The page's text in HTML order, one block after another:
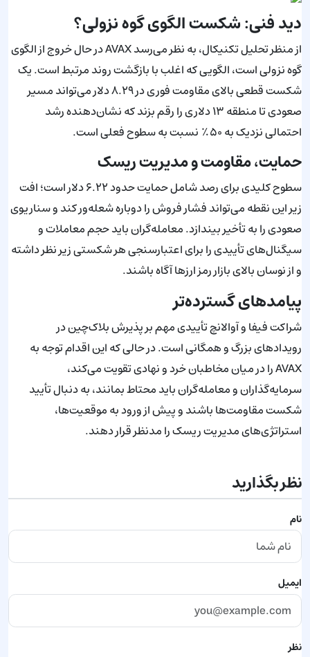
دید فنی: شکست الگوی گوه نزولی؟
از منظر تحلیل تکنیکال، به نظر می‌رسد AVAX در حال خروج از الگوی
گوه نزولی است، الگویی که اغلب با بازگشت روند مرتبط است. یک
شکست قطعی بالای مقاومت فوری در ۸.۲۹ دلار می‌تواند مسیر
صعودی تا منطقه ۱۳ دلاری را رقم بزند که نشان‌دهنده رشد
احتمالی نزدیک به ۵۰٪ نسبت به سطوح فعلی است.
حمایت، مقاومت و مدیریت ریسک
سطوح کلیدی برای رصد شامل حمایت حدود ۶.۲۲ دلار است؛ افت
زیر این نقطه می‌تواند فشار فروش را دوباره شعله‌ور کند و سناریوی
صعودی را به تأخیر بیندازد. معامله‌گران باید حجم معاملات و
سیگنال‌های تأییدی را برای اعتبارسنجی هر شکستی زیر نظر داشته
و از نوسان بالای بازار رمز ارزها آگاه باشند.
پیامدهای گسترده‌تر
شراکت فیفا و آوالانچ تأییدی مهم بر پذیرش بلاک‌چین در
رویدادهای بزرگ و همگانی است. در حالی که این اقدام توجه به
AVAX را در میان مخاطبان خرد و نهادی تقویت می‌کند،
سرمایه‌گذاران و معامله‌گران باید محتاط بمانند، به دنبال تأیید
شکست مقاومت‌ها باشند و پیش از ورود به موقعیت‌ها،
استراتژی‌های مدیریت ریسک را مدنظر قرار دهند.
نظر بگذارید
نام
ایمیل
نظر